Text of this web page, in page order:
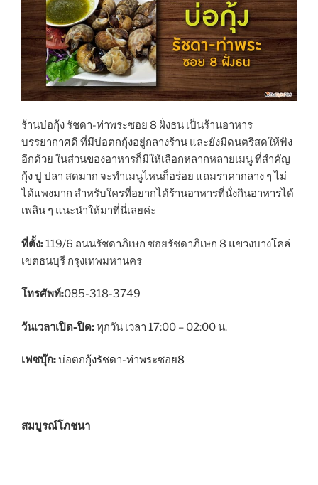
ร้านบ่อกุ้ง รัชดา-ท่าพระซอย 8 ฝั่งธน เป็นร้านอาหาร
บรรยากาศดี ที่มีบ่อตกกุ้งอยู่กลางร้าน และยังมีดนตรีสดให้ฟัง
อีกด้วย ในส่วนของอาหารก็มีให้เลือกหลากหลายเมนู ที่สำคัญ
กุ้ง ปู ปลา สดมาก จะทำเมนูไหนก็อร่อย แถมราคากลาง ๆ ไม่
ได้แพงมาก สำหรับใครที่อยากได้ร้านอาหารที่นั่งกินอาหารได้
เพลิน ๆ แนะนำให้มาที่นี่เลยค่ะ
ที่ตั้ง:119/6 ถนนรัชดาภิเษก ซอยรัชดาภิเษก 8 แขวงบางโคล่
เขตธนบุรี กรุงเทพมหานคร
โทรศัพท์:085-318-3749
วันเวลาเปิด-ปิด:ทุกวัน เวลา 17:00 – 02:00 น.
เฟซบุ๊ก:บ่อตกกุ้งรัชดา-ท่าพระซอย8
สมบูรณ์โภชนา